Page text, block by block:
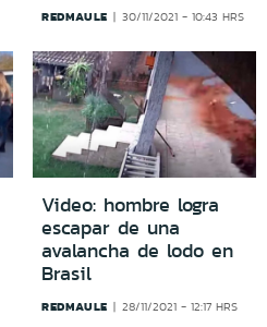
REDMAULE 30/11/2021 - 10:43 HRS
Video: hombre logra
escapar de una
avalancha de lodo en
Brasil
REDMAULE 28/11/2021 - 12:17 HRS